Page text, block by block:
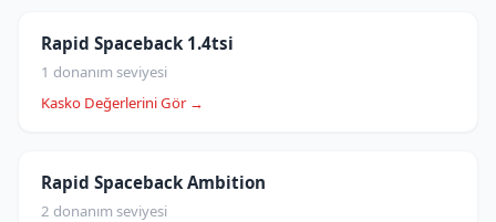
Rapid Spaceback 1.4tsi
1 donanım seviyesi
Kasko Değerlerini Gör →
Rapid Spaceback Ambition
2 donanım seviyesi